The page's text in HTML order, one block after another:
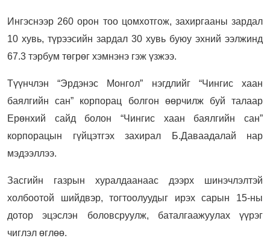
Ингэснээр 260 орон тоо цомхотгож, захиргааны зардал
10 хувь, түрээсийн зардал 30 хувь буюу эхний ээлжинд
67.3 тэрбум төгрөг хэмнэнэ гэж үзжээ.
Түүнчлэн “Эрдэнэс Монгол” нэгдлийг “Чингис хаан
баялгийн сан” корпорац болгон өөрчилж буй талаар
Ерөнхий сайд болон “Чингис хаан баялгийн сан”
корпорацын гүйцэтгэх захирал Б.Даваадалай нар
мэдээллээ.
Засгийн газрын хуралдаанаас дээрх шинэчлэлтэй
холбоотой шийдвэр, тогтоолуудыг ирэх сарын 15-ны
дотор эцэслэн боловсруулж, баталгаажуулах үүрэг
чиглэл өглөө.